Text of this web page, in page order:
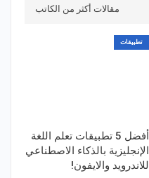
مقالات أكثر من الكاتب
تطبيقات
أفضل 5 تطبيقات تعلم اللغة
الإنجليزية بالذكاء الاصطناعي
للاندرويد والايفون!